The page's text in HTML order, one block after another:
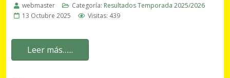
webmaster Categoría: Resultados Temporada 2025/2026
13 Octubre 2025
Visitas: 439
Leer más…...